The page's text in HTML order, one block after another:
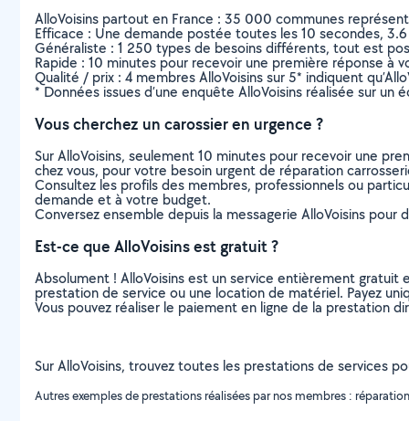
AlloVoisins partout en France : 35 000 communes
Efficace : Une demande postée toutes les 10 secondes,
Généraliste : 1 250 types de besoins différents, tout est
Rapide : 10 minutes pour recevoir une première réponse à
Qualité / prix : 4 membres AlloVoisins sur 5* indiquent
* Données issues d’une enquête AlloVoisins réalisée sur
Vous cherchez un carossier en urgence ?
Sur AlloVoisins, seulement 10 minutes pour recevoir une
chez vous, pour votre besoin urgent de réparation
Consultez les profils des membres, professionnels ou
demande et à votre budget.
Conversez ensemble depuis la messagerie AlloVoisins
Est-ce que AlloVoisins est gratuit ?
Absolument ! AlloVoisins est un service entièrement gratuit
prestation de service ou une location de matériel. Payez
Vous pouvez réaliser le paiement en ligne de la prestation
Sur AlloVoisins, trouvez toutes les prestations de services
Autres exemples de prestations réalisées par nos membres :